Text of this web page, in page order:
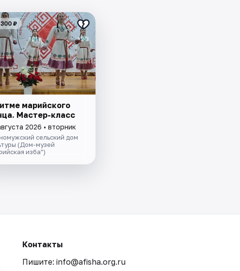
₽
марийского
Мастер-класс
2026 • вторник
сельский дом
(Дом-музей
изба")
Контакты
Пишите: info@afisha.org.ru